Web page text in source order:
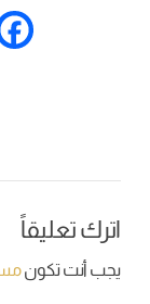
اترك تعليقاً
يجب أنت تكون